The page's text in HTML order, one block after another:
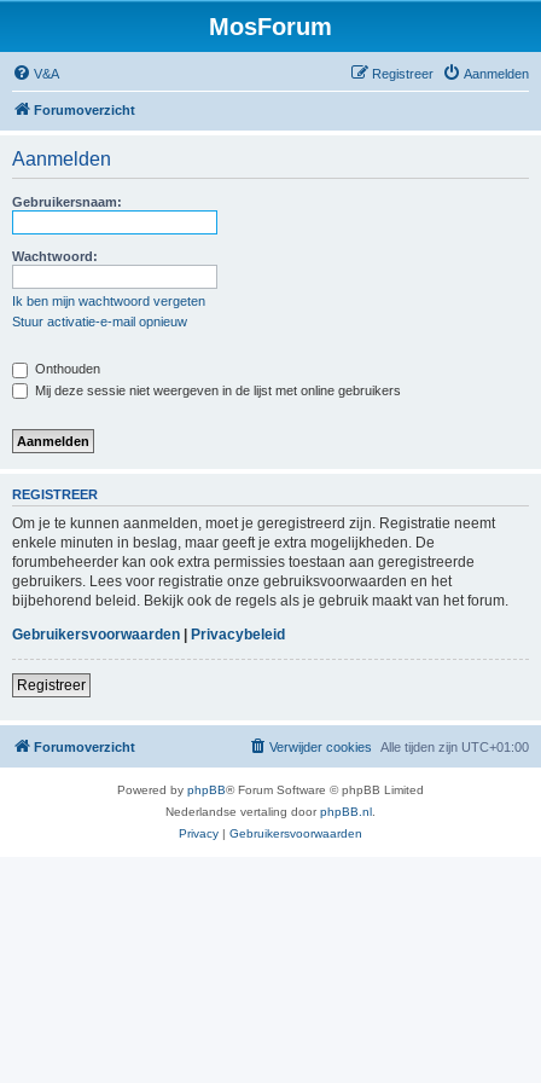
MosForum
V&A Aanmelden
Registreer
Forumoverzicht
Aanmelden
Gebruikersnaam:
Wachtwoord:
Ik ben mijn wachtwoord vergeten
Stuur activatie-e-mail opnieuw
Onthouden
Mij deze sessie niet weergeven in de lijst met online gebruikers
REGISTREER
Om je te kunnen aanmelden, moet je geregistreerd zijn. Registratie neemt
enkele minuten in beslag, maar geeft je extra mogelijkheden. De
forumbeheerder kan ook extra permissies toestaan aan geregistreerde
gebruikers. Lees voor registratie onze gebruiksvoorwaarden en het
bijbehorend beleid. Bekijk ook de regels als je gebruik maakt van het forum.
Gebruikersvoorwaarden | Privacybeleid
Registreer
Forumoverzicht Alle tijden zijn UTC+01:00
Verwijder cookies
Powered by phpBB® Forum Software © phpBB Limited
Nederlandse vertaling doorphpBB.nl
Privacy | Gebruikersvoorwaarden